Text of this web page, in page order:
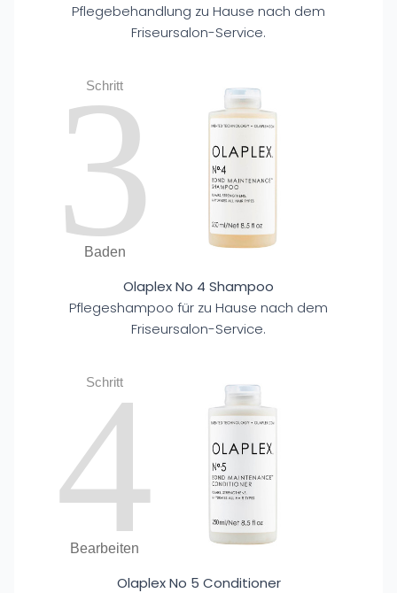
Pflegebehandlung zu Hause nach dem
Friseursalon-Service.
Schritt
3
Baden
Olaplex No 4 Shampoo
Pflegeshampoo für zu Hause nach dem
Friseursalon-Service.
Schritt
4
Bearbeiten
Olaplex No 5 Conditioner